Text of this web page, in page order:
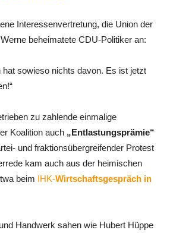
Interessenvertretung, die Union der
beheimatete CDU-Politiker an:
hat sowieso nichts davon. Es ist jetzt
zu zahlende einmalige
Koalition auch „Entlastungsprämie“
und fraktionsübergreifender Protest
kam auch aus der heimischen
beim IHK-Wirtschaftsgespräch in
Handwerk sahen wie Hubert Hüppe